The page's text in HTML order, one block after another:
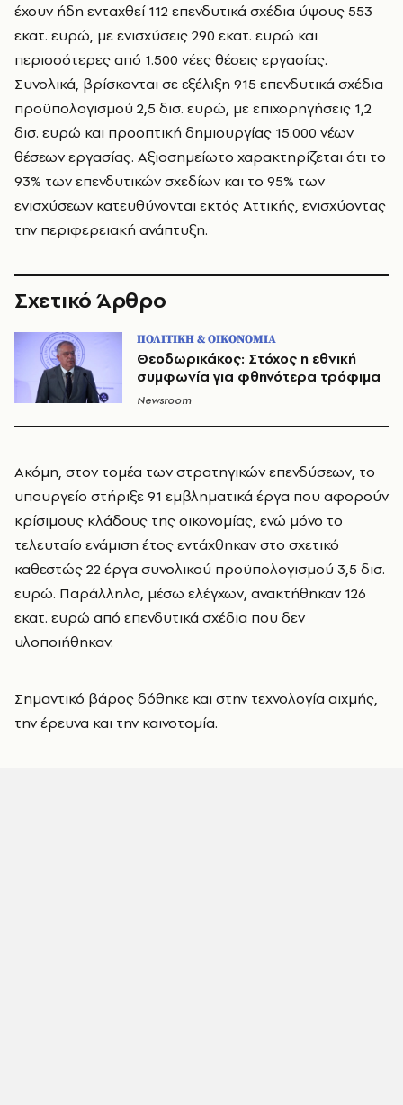
έχουν ήδη ενταχθεί 112 επενδυτικά σχέδια ύψους 553
εκατ. ευρώ, με ενισχύσεις 290 εκατ. ευρώ και
περισσότερες από 1.500 νέες θέσεις εργασίας.
Συνολικά, βρίσκονται σε εξέλιξη 915 επενδυτικά σχέδια
προϋπολογισμού 2,5 δισ. ευρώ, με επιχορηγήσεις 1,2
δισ. ευρώ και προοπτική δημιουργίας 15.000 νέων
θέσεων εργασίας. Αξιοσημείωτο χαρακτηρίζεται ότι το
93% των επενδυτικών σχεδίων και το 95% των
ενισχύσεων κατευθύνονται εκτός Αττικής, ενισχύοντας
την περιφερειακή ανάπτυξη.
Σχετικό Άρθρο
ΠΟΛΙΤΙΚΗ & ΟΙΚΟΝΟΜΙΑ
Θεοδωρικάκος: Στόχος η εθνική
συμφωνία για φθηνότερα τρόφιμα
Newsroom
Ακόμη, στον τομέα των στρατηγικών επενδύσεων, το
υπουργείο στήριξε 91 εμβληματικά έργα που αφορούν
κρίσιμους κλάδους της οικονομίας, ενώ μόνο το
τελευταίο ενάμιση έτος εντάχθηκαν στο σχετικό
καθεστώς 22 έργα συνολικού προϋπολογισμού 3,5 δισ.
ευρώ. Παράλληλα, μέσω ελέγχων, ανακτήθηκαν 126
εκατ. ευρώ από επενδυτικά σχέδια που δεν
υλοποιήθηκαν.
Σημαντικό βάρος δόθηκε και στην τεχνολογία αιχμής,
την έρευνα και την καινοτομία.